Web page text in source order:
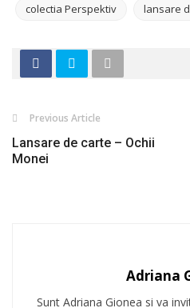
colectia Perspektiv lansare
Previous Article
Lansare de carte – Ochii
Monei
Adriana
Sunt Adriana Gionea si va